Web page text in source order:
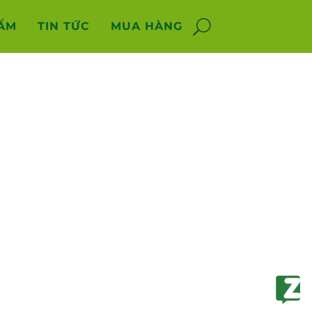
TIN TỨC MUA HÀNG